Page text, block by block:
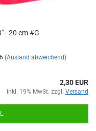
- 20 cm #G
(Ausland abweichend)
2,30 EUR
inkl. 19% MwSt. zzgl. Versand